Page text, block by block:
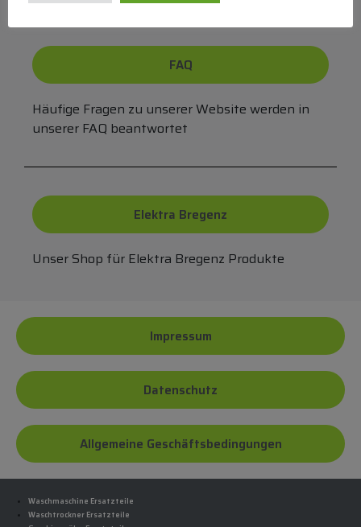
FAQ
Häufige Fragen zu unserer Website werden in
unserer FAQ beantwortet
Elektra Bregenz
Unser Shop für Elektra Bregenz Produkte
Impressum
Datenschutz
Allgemeine Geschäftsbedingungen
Waschmaschine Ersatzteile
Waschtrockner Ersatzteile